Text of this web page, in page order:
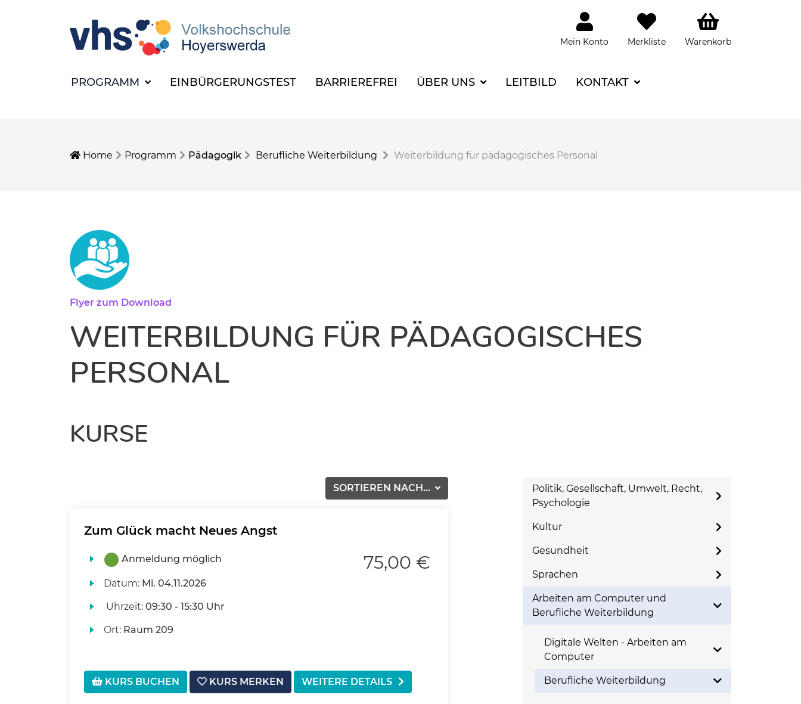
Mein Konto Merkliste Warenkorb
PROGRAMM EINBÜRGERUNGSTEST BARRIEREFREI ÜBER UNS LEITBILD KONTAKT
Home Programm Pädagogik Berufliche Weiterbildung Weiterbildung für pädagogisches Personal
Flyer zum Download
WEITERBILDUNG FÜR PÄDAGOGISCHES
PERSONAL
KURSE
SORTIEREN NACH...
Zum Glück macht Neues Angst
Anmeldung möglich
Datum: Mi. 04.11.2026
Uhrzeit: 09:30 - 15:30 Uhr
Ort: Raum 209
75,00 €
KURS BUCHEN KURS MERKEN WEITERE DETAILS
Politik, Gesellschaft, Umwelt, Recht,
Psychologie
Kultur
Gesundheit
Sprachen
Arbeiten am Computer und
Berufliche Weiterbildung
Digitale Welten - Arbeiten am
Computer
Berufliche Weiterbildung